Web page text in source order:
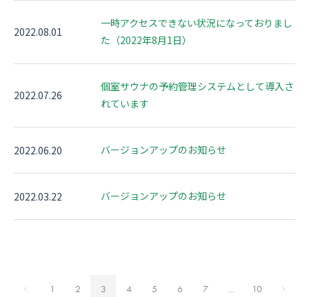
2022.08.01
一時アクセスできない状況になっておりまし
た（2022年8月1日）
2022.07.26
個室サウナの予約管理システムとして導入さ
れています
2022.06.20 バージョンアップのお知らせ
2022.03.22 バージョンアップのお知らせ
1 2 3 4 5 6 7 … 10